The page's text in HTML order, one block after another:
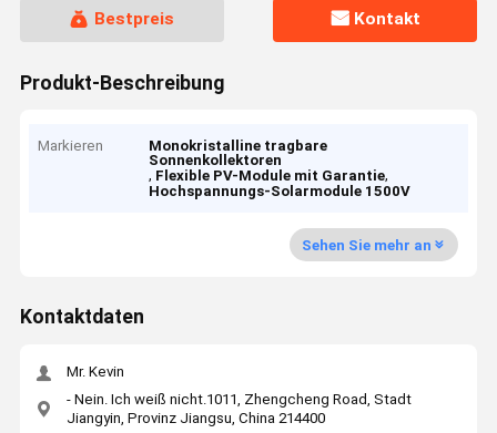
Bestpreis Kontakt
Produkt-Beschreibung
Markieren
Monokristalline tragbare
Sonnenkollektoren
, Flexible PV-Module mit Garantie,
Hochspannungs-Solarmodule 1500V
Sehen Sie mehr an
Kontaktdaten
Mr. Kevin
- Nein. Ich weiß nicht.1011, Zhengcheng Road, Stadt
Jiangyin, Provinz Jiangsu, China 214400